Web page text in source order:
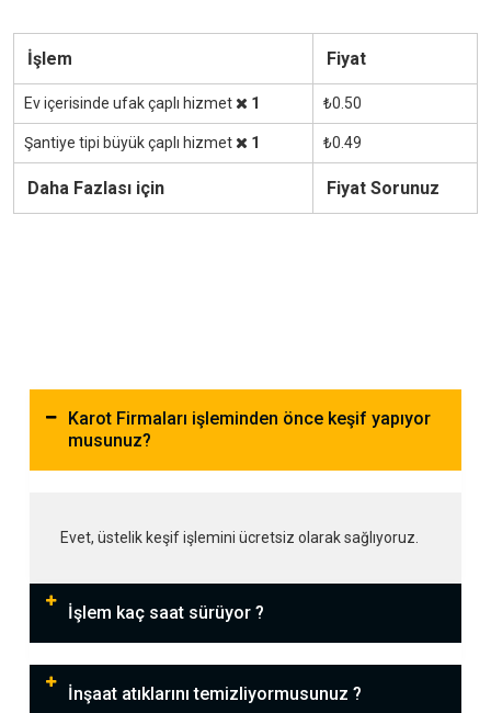
İşlem Fiyat
Ev içerisinde ufak çaplı hizmet 1 ₺0.50
Şantiye tipi büyük çaplı hizmet 1 ₺0.49
Daha Fazlası için Fiyat Sorunuz
Karot Firmaları işleminden önce keşif yapıyor
musunuz?
Evet, üstelik keşif işlemini ücretsiz olarak sağlıyoruz.
İşlem kaç saat sürüyor ?
İnşaat atıklarını temizliyormusunuz ?